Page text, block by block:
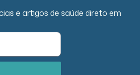
e artigos de saúde direto em